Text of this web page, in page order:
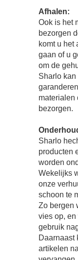
Afhalen:
Ook is het
bezorgen
komt u het
gaan of u
om de
Sharlo kan
materialen
bezorgen.
Sharlo
producten
worden
Wekelijks
onze
schoon te
Zo bergen
vies op, en
gebruik
Daarnaast
artikelen